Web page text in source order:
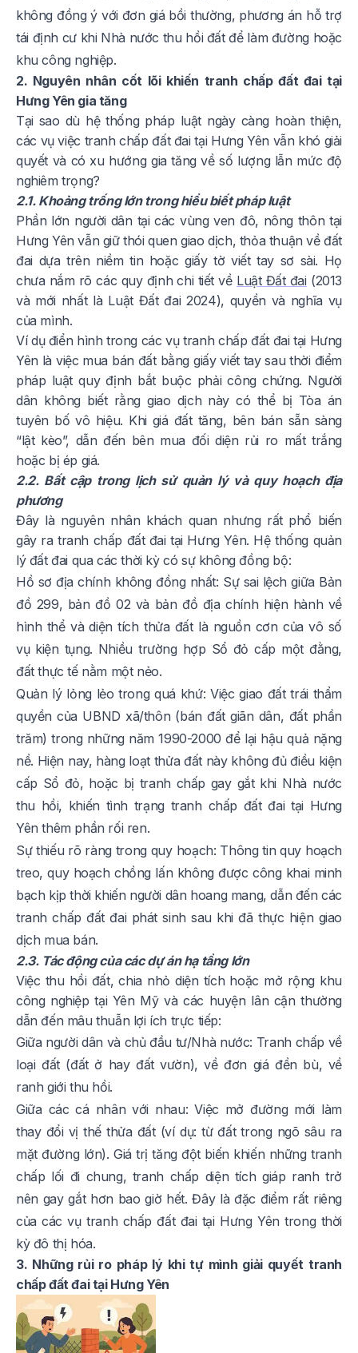
không đồng ý với đơn giá bồi thường, phương án hỗ trợ
tái định cư khi Nhà nước thu hồi đất để làm đường hoặc
khu công nghiệp.
2. Nguyên nhân cốt lõi khiến tranh chấp đất đai tại
Hưng Yên gia tăng
Tại sao dù hệ thống pháp luật ngày càng hoàn thiện,
các vụ việc tranh chấp đất đai tại Hưng Yên vẫn khó giải
quyết và có xu hướng gia tăng về số lượng lẫn mức độ
nghiêm trọng?
2.1. Khoảng trống lớn trong hiểu biết pháp luật
Phần lớn người dân tại các vùng ven đô, nông thôn tại
Hưng Yên vẫn giữ thói quen giao dịch, thỏa thuận về đất
đai dựa trên niềm tin hoặc giấy tờ viết tay sơ sài. Họ
chưa nắm rõ các quy định chi tiết về Luật Đất đai (2013
và mới nhất là Luật Đất đai 2024), quyền và nghĩa vụ
của mình.
Ví dụ điển hình trong các vụ tranh chấp đất đai tại Hưng
Yên là việc mua bán đất bằng giấy viết tay sau thời điểm
pháp luật quy định bắt buộc phải công chứng. Người
dân không biết rằng giao dịch này có thể bị Tòa án
tuyên bố vô hiệu. Khi giá đất tăng, bên bán sẵn sàng
“lật kèo”, dẫn đến bên mua đối diện rủi ro mất trắng
hoặc bị ép giá.
2.2. Bất cập trong lịch sử quản lý và quy hoạch địa
phương
Đây là nguyên nhân khách quan nhưng rất phổ biến
gây ra tranh chấp đất đai tại Hưng Yên. Hệ thống quản
lý đất đai qua các thời kỳ có sự không đồng bộ:
Hồ sơ địa chính không đồng nhất: Sự sai lệch giữa Bản
đồ 299, bản đồ 02 và bản đồ địa chính hiện hành về
hình thể và diện tích thửa đất là nguồn cơn của vô số
vụ kiện tụng. Nhiều trường hợp Sổ đỏ cấp một đằng,
đất thực tế nằm một nẻo.
Quản lý lỏng lẻo trong quá khứ: Việc giao đất trái thẩm
quyền của UBND xã/thôn (bán đất giãn dân, đất phần
trăm) trong những năm 1990-2000 để lại hậu quả nặng
nề. Hiện nay, hàng loạt thửa đất này không đủ điều kiện
cấp Sổ đỏ, hoặc bị tranh chấp gay gắt khi Nhà nước
thu hồi, khiến tình trạng tranh chấp đất đai tại Hưng
Yên thêm phần rối ren.
Sự thiếu rõ ràng trong quy hoạch: Thông tin quy hoạch
treo, quy hoạch chồng lấn không được công khai minh
bạch kịp thời khiến người dân hoang mang, dẫn đến các
tranh chấp đất đai phát sinh sau khi đã thực hiện giao
dịch mua bán.
2.3. Tác động của các dự án hạ tầng lớn
Việc thu hồi đất, chia nhỏ diện tích hoặc mở rộng khu
công nghiệp tại Yên Mỹ và các huyện lân cận thường
dẫn đến mâu thuẫn lợi ích trực tiếp:
Giữa người dân và chủ đầu tư/Nhà nước: Tranh chấp về
loại đất (đất ở hay đất vườn), về đơn giá đền bù, về
ranh giới thu hồi.
Giữa các cá nhân với nhau: Việc mở đường mới làm
thay đổi vị thế thửa đất (ví dụ: từ đất trong ngõ sâu ra
mặt đường lớn). Giá trị tăng đột biến khiến những tranh
chấp lối đi chung, tranh chấp diện tích giáp ranh trở
nên gay gắt hơn bao giờ hết. Đây là đặc điểm rất riêng
của các vụ tranh chấp đất đai tại Hưng Yên trong thời
kỳ đô thị hóa.
3. Những rủi ro pháp lý khi tự mình giải quyết tranh
chấp đất đai tại Hưng Yên